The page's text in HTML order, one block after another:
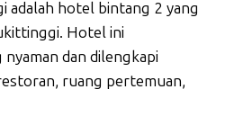
adalah hotel bintang 2 yang
Hotel ini
dan dilengkapi
ruang pertemuan,